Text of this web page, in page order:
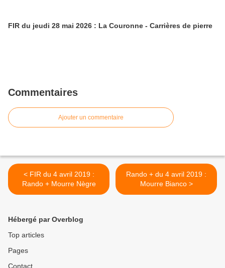
FIR du jeudi 28 mai 2026 : La Couronne - Carrières de pierre
Commentaires
Ajouter un commentaire
< FIR du 4 avril 2019 :
Rando + Mourre Nègre
Rando + du 4 avril 2019 :
Mourre Bianco >
Hébergé par Overblog
Top articles
Pages
Contact